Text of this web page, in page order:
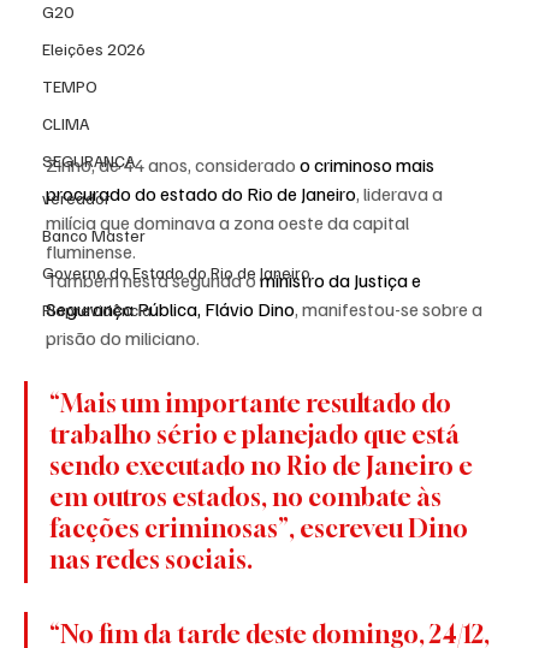
G20
Eleições 2026
TEMPO
CLIMA
SEGURANÇA
vereador
Banco Master
Governo do Estado do Rio de Janeiro
Rioprevidência
Zinho, de 44 anos, considerado o criminoso mais
procurado do estado do Rio de Janeiro, liderava a
milícia que dominava a zona oeste da capital
fluminense.
Também nesta segunda o ministro da Justiça e
Segurança Pública, Flávio Dino, manifestou-se sobre a
prisão do miliciano.
“Mais um importante resultado do
trabalho sério e planejado que está
sendo executado no Rio de Janeiro e
em outros estados, no combate às
facções criminosas”, escreveu Dino
nas redes sociais.
“No fim da tarde deste domingo, 24/12,